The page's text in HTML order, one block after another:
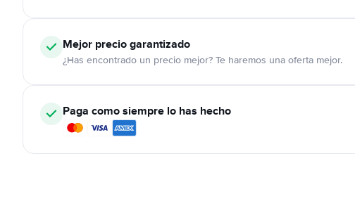
Mejor precio garantizado
¿Has encontrado un precio mejor? Te haremos una oferta mejor.
Paga como siempre lo has hecho